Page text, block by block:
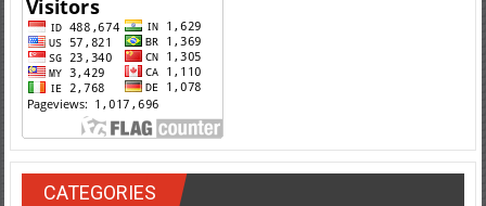
CATEGORIES